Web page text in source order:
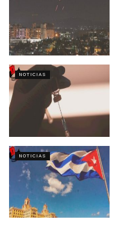
NOTICIAS
NOTICIAS